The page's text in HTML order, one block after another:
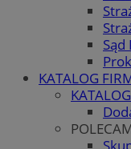
KATALOG